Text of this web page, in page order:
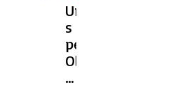
Umor
s
pečenko:
Obtožena
priznala,